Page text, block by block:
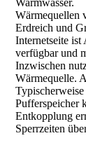
Wärmequellen
Erdreich und
Internetseite
verfügbar und
Inzwischen
Wärmequelle.
Pufferspeicher
Entkopplung
Sperrzeiten